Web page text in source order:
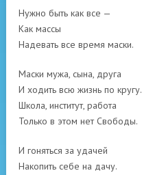
Нужно быть как все —
Как массы
Надевать все время маски.
Маски мужа, сына, друга
И ходить всю жизнь по кругу.
Школа, институт, работа
Только в этом нет Свободы.
И гоняться за удачей
Накопить себе на дачу.